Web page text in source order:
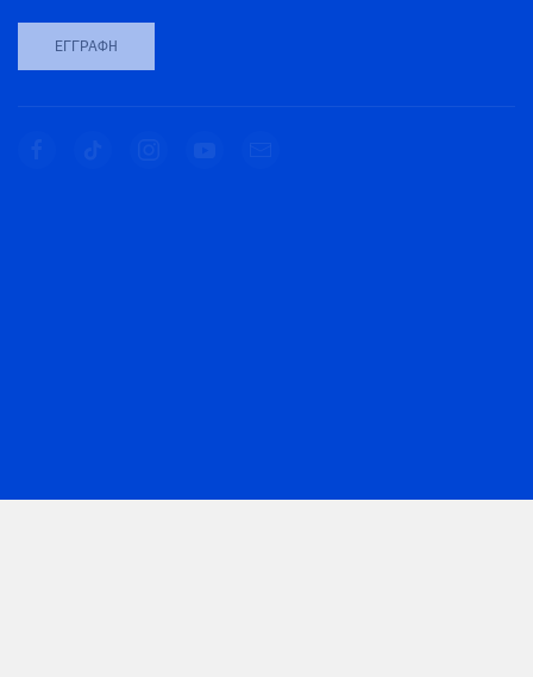
ΕΓΓΡΑΦΉ